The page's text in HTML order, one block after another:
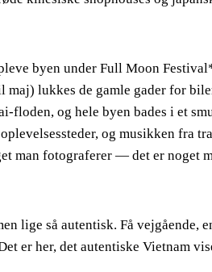
byen under Full Moon
lukkes de gamle gader for
floden, og hele byen bades i et
og musikken fra
man fotograferer — det er noget
lige så autentisk. Få vejgående,
er her, det autentiske Vietnam